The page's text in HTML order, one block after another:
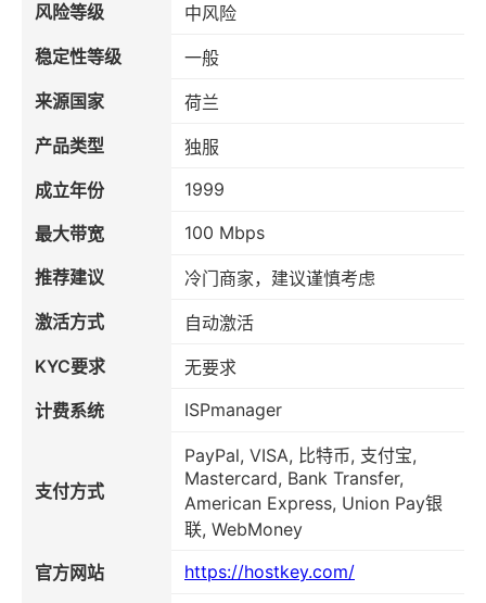
风险等级
中风险
稳定性等级
一般
来源国家
荷兰
产品类型
独服
成立年份
1999
最大带宽 100 Mbps
推荐建议
冷门商家，建议谨慎考虑
激活方式
自动激活
KYC要求
无要求
计费系统
ISPmanager
支付方式
PayPal, VISA, 比特币, 支付宝,
Mastercard, Bank Transfer,
American Express, Union Pay银
联, WebMoney
官方网站
https://hostkey.com/